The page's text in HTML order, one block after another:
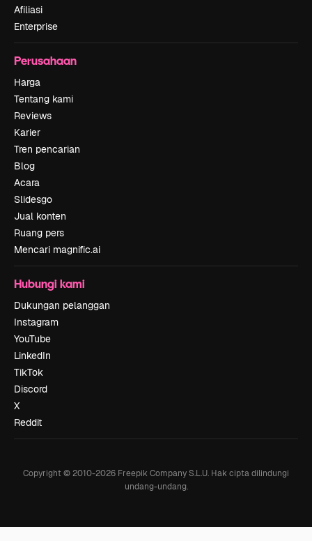
Afiliasi
Enterprise
Perusahaan
Harga
Tentang kami
Reviews
Karier
Tren pencarian
Blog
Acara
Slidesgo
Jual konten
Ruang pers
Mencari magnific.ai
Hubungi kami
Dukungan pelanggan
Instagram
YouTube
LinkedIn
TikTok
Discord
X
Reddit
Copyright © 2010-2026 Freepik Company S.L.U. Hak cipta dilindungi
undang-undang.